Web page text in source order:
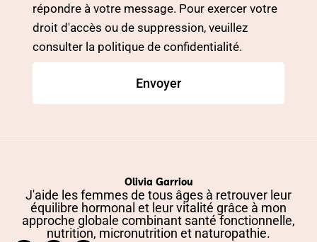
répondre à votre message. Pour exercer votre
droit d'accès ou de suppression, veuillez
consulter la politique de confidentialité.
Envoyer
Olivia Garriou
J'aide les femmes de tous âges à retrouver leur
équilibre hormonal et leur vitalité grâce à mon
approche globale combinant santé fonctionnelle,
nutrition, micronutrition et naturopathie.